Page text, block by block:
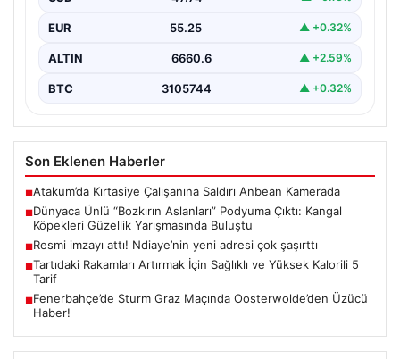
Standartları…
EUR 55.25 ▲ +0.32%
ALTIN 6660.6 ▲ +2.59%
BTC 3105744 ▲ +0.32%
Son Eklenen Haberler
■Atakum’da Kırtasiye Çalışanına Saldırı Anbean Kamerada
■Dünyaca Ünlü “Bozkırın Aslanları” Podyuma Çıktı: Kangal
Köpekleri Güzellik Yarışmasında Buluştu
■Resmi imzayı attı! Ndiaye’nin yeni adresi çok şaşırttı
■Tartıdaki Rakamları Artırmak İçin Sağlıklı ve Yüksek Kalorili 5
Tarif
■Fenerbahçe’de Sturm Graz Maçında Oosterwolde’den Üzücü
Haber!